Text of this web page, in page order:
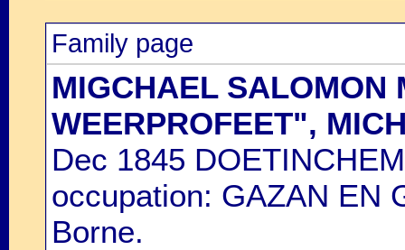
Family page
MIGCHAEL SALOMON
WEERPROFEET",
Dec 1845
occupation: GAZAN EN
Borne.